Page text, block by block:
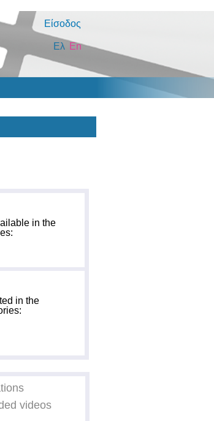
Είσοδος
En
Ελ
in the
in the
videos